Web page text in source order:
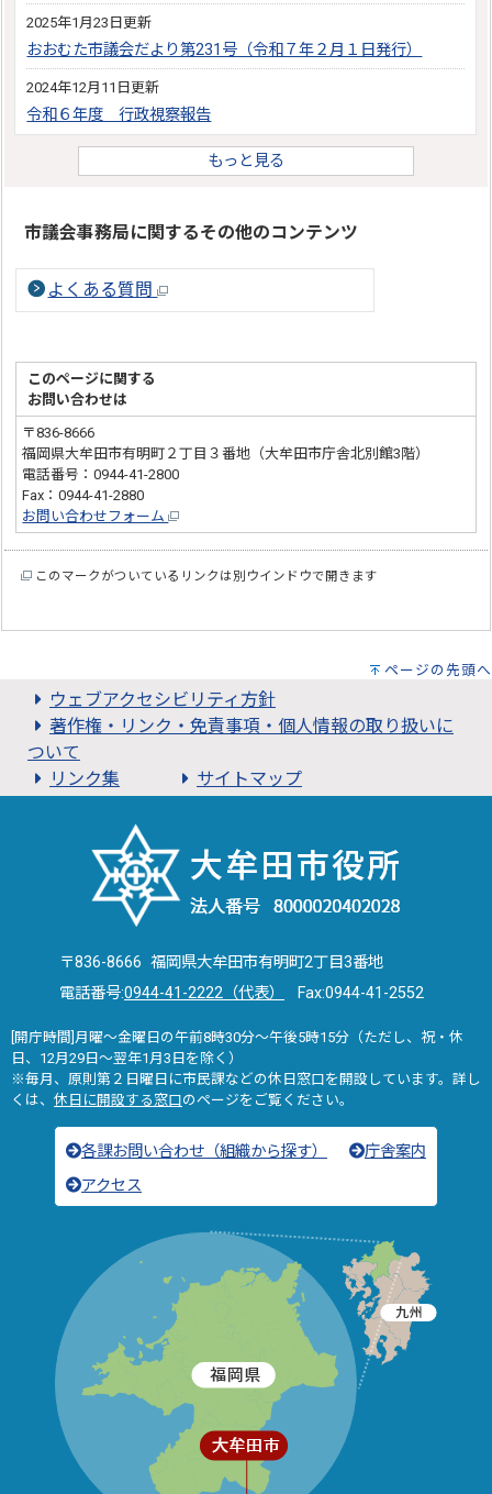
2025年1月23日更新
おおむた市議会だより第231号（令和７年２月１日発行）
2024年12月11日更新
令和６年度 行政視察報告
もっと見る
市議会事務局に関するその他のコンテンツ
よくある質問
このページに関する
お問い合わせは
〒836-8666
福岡県大牟田市有明町２丁目３番地（大牟田市庁舎北別館3階）
電話番号：0944-41-2800
Fax：0944-41-2880
お問い合わせフォーム
このマークがついているリンクは別ウインドウで開きます
ページの先頭へ
ウェブアクセシビリティ方針
著作権・リンク・免責事項・個人情報の取り扱いに
ついて
リンク集
サイトマップ
〒836-8666 福岡県大牟田市有明町2丁目3番地
電話番号:0944-41-2222（代表） Fax:0944-41-2552
[開庁時間]月曜～金曜日の午前8時30分～午後5時15分（ただし、祝・休
日、12月29日～翌年1月3日を除く）
※毎月、原則第２日曜日に市民課などの休日窓口を開設しています。詳し
くは、 休日に開設する窓口のページをご覧ください。
各課お問い合わせ（組織から探す）
庁舎案内
アクセス